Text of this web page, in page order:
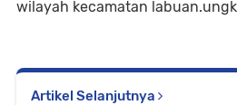
wilayah kecamatan
Artikel Selanjutnya